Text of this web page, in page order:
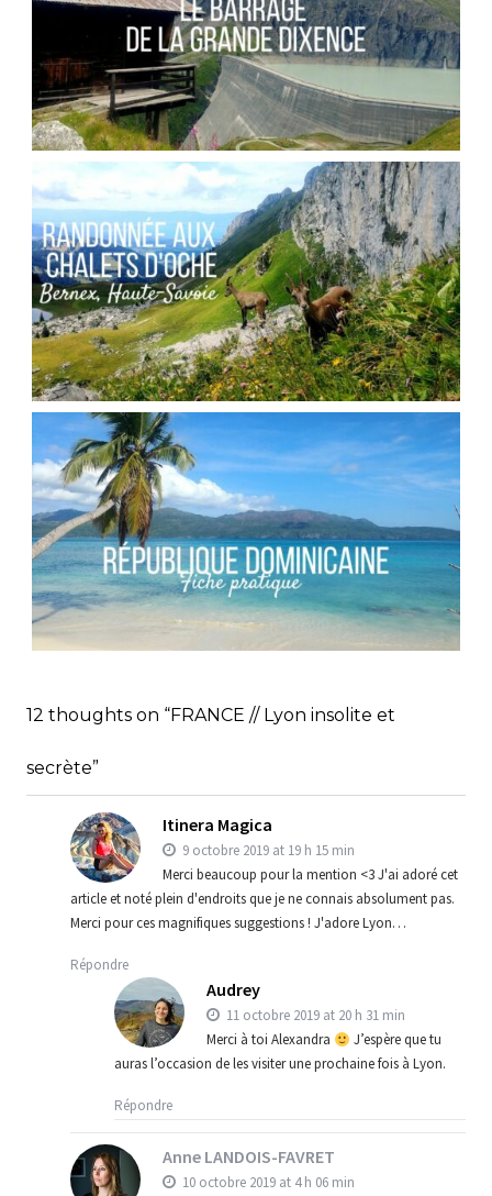
SUISSE // LE BARRAGE DE LA GRANDE
DIXENCE
Audrey Blog,Europe
FRANCE // RANDONNÉE AU COL DES PORTES
D’OCHE
Audrey Blog,Europe
RÉPUBLIQUE DOMINICAINE // FICHE
Blog,Bons plans
12 thoughts on “FRANCE // Lyon insolite et
secrète”
Itinera Magica
9 octobre 2019 at 19 h 15 min
Merci beaucoup pour la mention <3 J'ai adoré cet
article et noté plein d'endroits que je ne connais absolument pas.
Merci pour ces magnifiques suggestions ! J'adore Lyon…
Répondre
Audrey
11 octobre 2019 at 20 h 31 min
Merci à toi Alexandra
J’espère que tu
auras l’occasion de les visiter une prochaine fois à Lyon.
Répondre
Anne LANDOIS-FAVRET
10 octobre 2019 at 4 h 06 min